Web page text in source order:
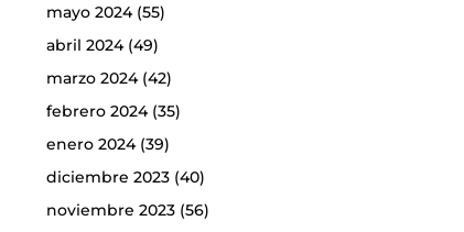
mayo 2024(55)
abril 2024(49)
marzo 2024(42)
febrero 2024(35)
enero 2024(39)
diciembre 2023(40)
noviembre 2023(56)